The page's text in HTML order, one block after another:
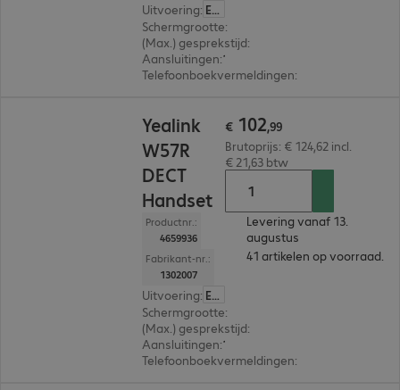
Uitvoering: Europa
Schermgrootte:
(Max.) gesprekstijd:
Aansluitingen:
Telefoonboekvermeldingen:
Yealink
W57R
DECT
Handset
Productnr.:
4659936
Fabrikant-nr.:
1302007
Uitvoering: Europa
Schermgrootte:
(Max.) gesprekstijd:
Aansluitingen:
Telefoonboekvermeldingen:
€ 102,99
Brutoprijs: € 124,62 incl.
€ 21,63 btw
Levering vanaf 13.
augustus
41 artikelen op voorraad.